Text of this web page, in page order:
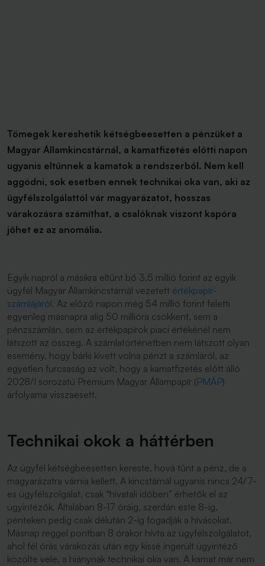
Tömegek kereshetik kétségbeesetten a pénzüket a
Magyar Államkincstárnál, a kamatfizetés előtti napon
ugyanis eltűnnek a kamatok a rendszerből. Nem kell
aggódni, sok esetben ennek technikai oka van, aki az
ügyfélszolgálattól vár magyarázatot, hosszas
várakozásra számíthat, a csalóknak viszont kapóra
jöhet ez az anomália.
Egyik napról a másikra eltűnt bő 3,5 millió forint az egyik
ügyfél Magyar Államkincstárnál vezetett értékpapír-
számlájáról. Az előző napon még 54 millió forint feletti
egyenleg másnapra alig 50 millióra csökkent, sem a
pénzszámlán, sem az értékpapírok piaci értékénél nem
látszott az összeg. A számlatörténetben nem látszott olyan
esemény, hogy bárki kivett volna pénzt a számláról, az
egyetlen furcsaság az volt, hogy a kamatfizetés előtt álló
2028/I sorozatú Prémium Magyar Állampapír (PMÁP)
árfolyama visszaesett.
Technikai okok a háttérben
Az ügyfél kétségbeesetten kereste, hová tűnt a pénz, de a
magyarázatra várnia kellett. A kincstárnál ugyanis nincs 24/7-
es ügyfélszolgálat, csak “hivatali időben” érhetők el az
ügyintézők. Általában 8-17 óráig, szerdán este 8-ig,
pénteken pedig csak délután 2-ig fogadják a hívásokat.
Másnap reggel pontban 8 órakor hívta az ügyfélszolgálatot,
ahol fél órás várakozás után egy kissé ingerült ügyintéző
közölte vele, a hiánynak technikai oka van. A kamat már nem